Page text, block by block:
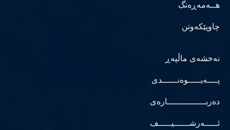
هــەمەڕەنگ
چاوپێکەوتن
نەخشەی ماڵپەڕ
پــــەیـــــوەنــــــدی
دەربـــــــــــــــارەی
ئـــــەرشــــــیـــــف